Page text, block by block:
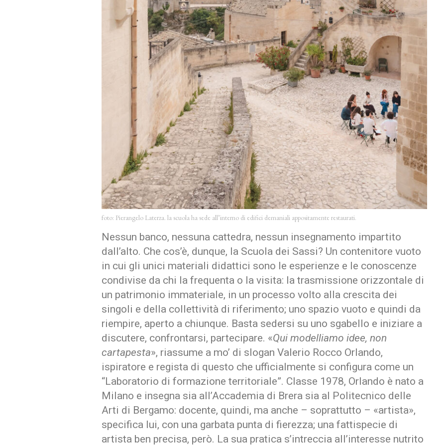
foto: Pierangelo Laterza. la scuola ha sede all’interno di edifici demaniali appositamente restaurati.
Nessun banco, nessuna cattedra, nessun insegnamento impartito
dall’alto. Che cos’è, dunque, la Scuola dei Sassi? Un contenitore vuoto
in cui gli unici materiali didattici sono le esperienze e le conoscenze
condivise da chi la frequenta o la visita: la trasmissione orizzontale di
un patrimonio immateriale, in un processo volto alla crescita dei
singoli e della collettività di riferimento; uno spazio vuoto e quindi da
riempire, aperto a chiunque. Basta sedersi su uno sgabello e iniziare a
discutere, confrontarsi, partecipare. «Qui modelliamo idee, non
cartapesta», riassume a mo’ di slogan Valerio Rocco Orlando,
ispiratore e regista di questo che ufficialmente si configura come un
“Laboratorio di formazione territoriale”. Classe 1978, Orlando è nato a
Milano e insegna sia all’Accademia di Brera sia al Politecnico delle
Arti di Bergamo: docente, quindi, ma anche – soprattutto – «artista»,
specifica lui, con una garbata punta di fierezza; una fattispecie di
artista ben precisa, però. La sua pratica s’intreccia all’interesse nutrito